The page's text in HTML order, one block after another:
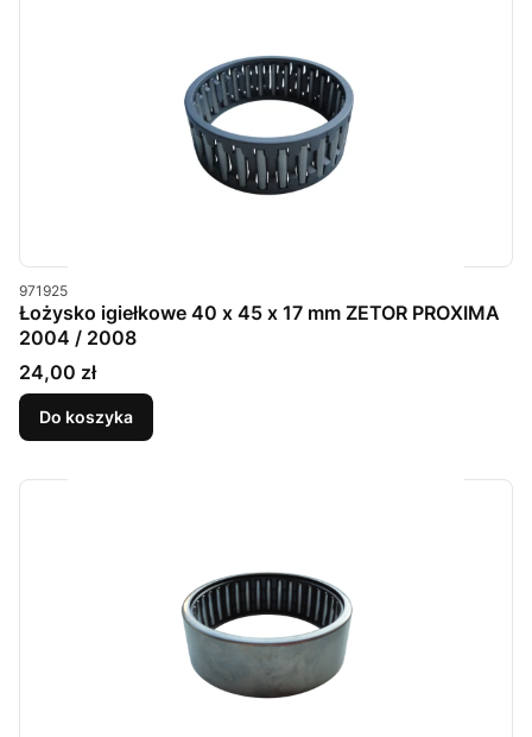
Kod produktu
971925
Łożysko igiełkowe 40 x 45 x 17 mm ZETOR PROXIMA
2004 / 2008
Cena
24,00 zł
Do koszyka